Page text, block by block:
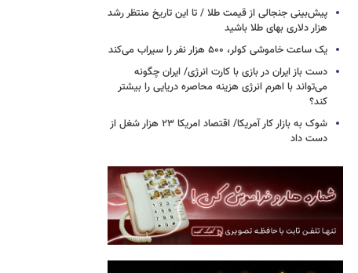
پیش‌بینی جنجالی از قیمت طلا / تا این تاریخ منتظر رشد
هزار دلاری بهای طلا باشید
یک ساعت خاموشی کولر، ۵۰۰ هزار نفر را سیراب می‌کند
دست باز ایران در بازی با کارت انرژی/ ایران چگونه
می‌تواند با اهرم انرژی‌ هزینه محاصره دریایی را بیشتر
کند؟
شوک به بازار کار آمریکا/ اقتصاد امریکا ۲۳ هزار شغل از
دست داد